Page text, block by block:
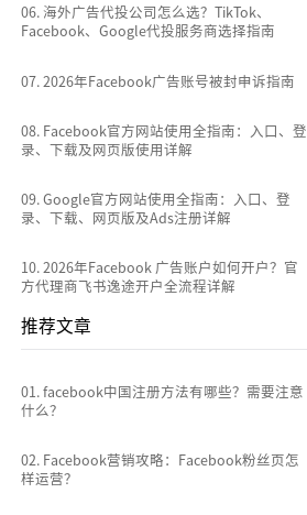
06.海外广告代投公司怎么选？TikTok、
Facebook、Google代投服务商选择指南
07.2026年Facebook广告账号被封申诉指南
08. Facebook官方网站使用全指南：入口、登
录、下载及网页版使用详解
09.Google官方网站使用全指南：入口、登
录、下载、网页版及Ads注册详解
10.2026年Facebook 广告账户如何开户？官
方代理商飞书逸途开户全流程详解
推荐文章
01.facebook中国注册方法有哪些？需要注意
什么？
02. Facebook营销攻略：Facebook粉丝页怎
样运营？